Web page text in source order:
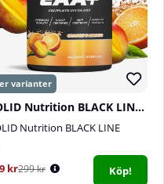
SOLID Nutrition BLACK LINE EAA+, 440 g
Nutrition BLACK LINE
kr299 kr Köp!